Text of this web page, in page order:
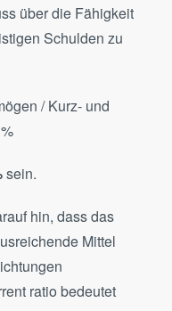
über die Fähigkeit
Schulden zu
/ Kurz- und
sein.
hin, dass das
Mittel
ratio bedeutet